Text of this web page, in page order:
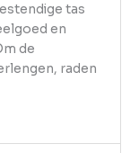
tas
en
de
raden